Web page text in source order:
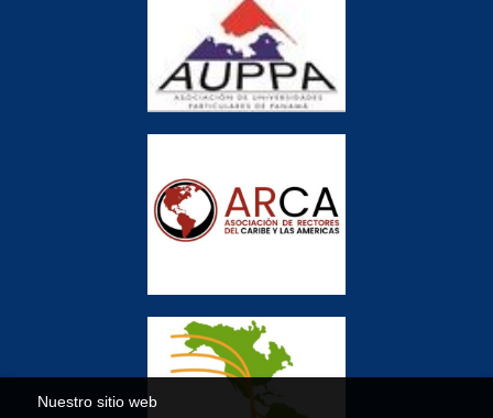
Nuestro sitio web